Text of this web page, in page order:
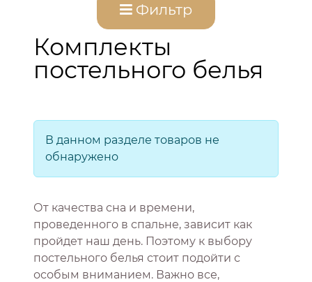
Фильтр
Комплекты
постельного белья
В данном разделе товаров не
обнаружено
От качества сна и времени,
проведенного в спальне, зависит как
пройдет наш день. Поэтому к выбору
постельного белья стоит подойти с
особым вниманием. Важно все,